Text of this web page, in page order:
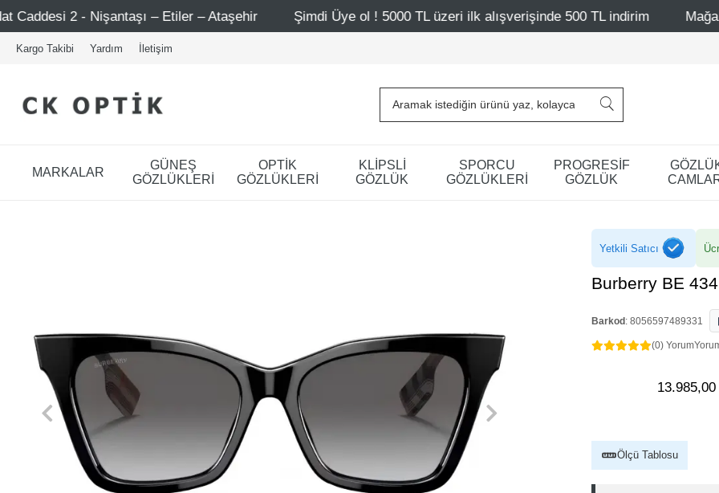
– Etiler – Ataşehir Şimdi Üye ol ! 5000 TL üzeri ilk alışverişinde 500 TL indirim Mağazalarımız – Bağdat
Kargo Takibi Yardım İletişim
MARKALAR
GÜNEŞ
GÖZLÜKLERİ
OPTİK
GÖZLÜKLERİ
KLİPSLİ
GÖZLÜK
SPORCU
GÖZLÜKLERİ
PROGRESİF
GÖZLÜK
Yetkili Satıcı
Burberry BE
Barkod : 8056597489331
(0) Yorum
13.985,00
Ölçü Tablosu